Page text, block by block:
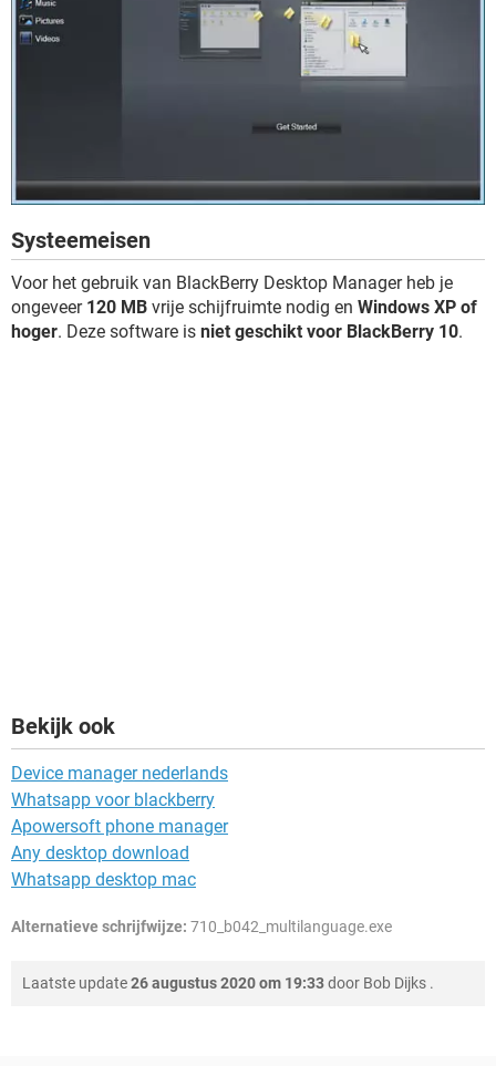
Systeemeisen
Voor het gebruik van BlackBerry Desktop Manager heb je
ongeveer 120 MB vrije schijfruimte nodig en Windows XP of
hoger. Deze software is niet geschikt voor BlackBerry 10.
Bekijk ook
Device manager nederlands
Whatsapp voor blackberry
Apowersoft phone manager
Any desktop download
Whatsapp desktop mac
Alternatieve schrijfwijze: 710_b042_multilanguage.exe
Laatste update26 augustus 2020 om 19:33door Bob Dijks .